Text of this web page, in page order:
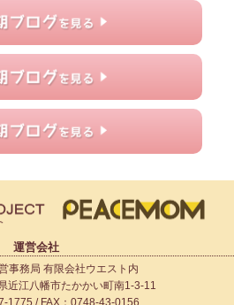
運営会社
事務局 有限会社ウエスト内
近江八幡市たかかい町南1-3-11